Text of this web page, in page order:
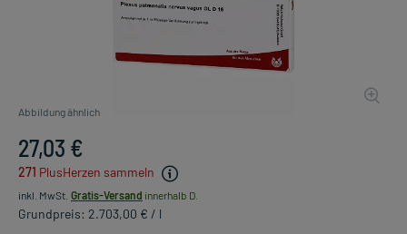
Abbildung ähnlich
27,03 €
271 PlusHerzen sammeln
inkl. MwSt. Gratis-Versand innerhalb D.
Grundpreis: 2.703,00 € / l